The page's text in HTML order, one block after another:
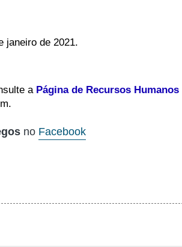
janeiro de 2021.
a Página de Recursos Humanos
no Facebook